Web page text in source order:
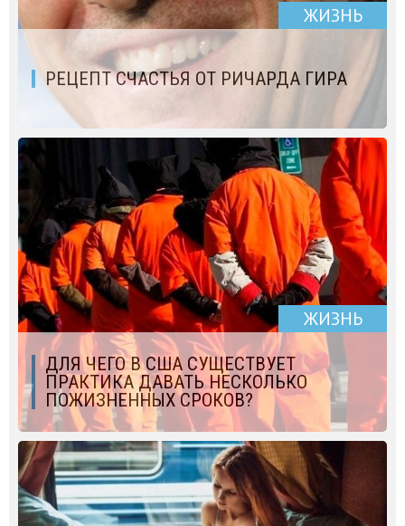
ЖИЗНЬ
РЕЦЕПТ СЧАСТЬЯ ОТ РИЧАРДА ГИРА
ЖИЗНЬ
ДЛЯ ЧЕГО В США СУЩЕСТВУЕТ
ПРАКТИКА ДАВАТЬ НЕСКОЛЬКО
ПОЖИЗНЕННЫХ СРОКОВ?